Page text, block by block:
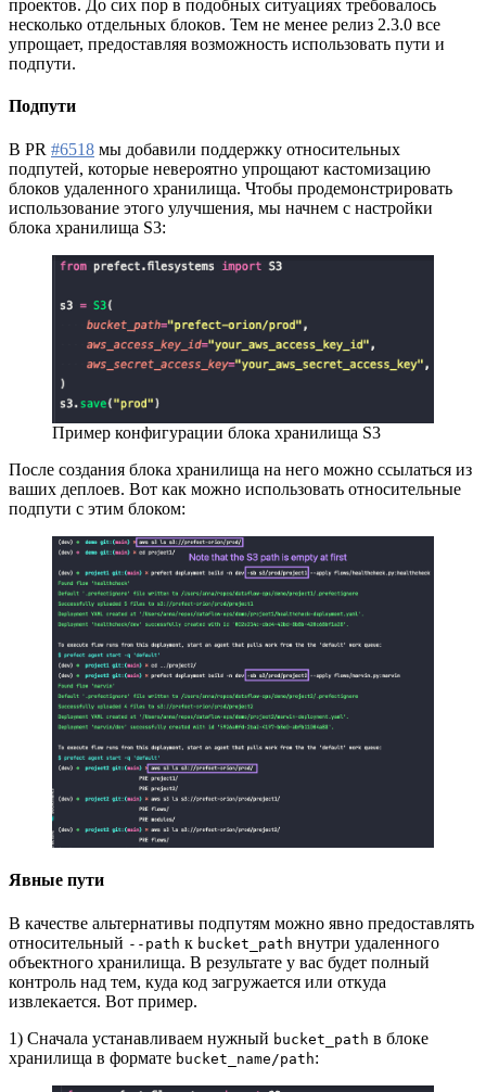
проектов. До сих пор в подобных ситуациях требовалось
несколько отдельных блоков. Тем не менее релиз 2.3.0 все
упрощает, предоставляя возможность использовать пути и
подпути.
Подпути
В PR #6518 мы добавили поддержку относительных
подпутей, которые невероятно упрощают кастомизацию
блоков удаленного хранилища. Чтобы продемонстрировать
использование этого улучшения, мы начнем с настройки
блока хранилища S3:
Пример конфигурации блока хранилища S3
После создания блока хранилища на него можно ссылаться из
ваших деплоев. Вот как можно использовать относительные
подпути с этим блоком:
Явные пути
В качестве альтернативы подпутям можно явно предоставлять
относительный --path к bucket_path внутри удаленного
объектного хранилища. В результате у вас будет полный
контроль над тем, куда код загружается или откуда
извлекается. Вот пример.
1) Сначала устанавливаем нужный bucket_path в блоке
хранилища в формате bucket_name/path: